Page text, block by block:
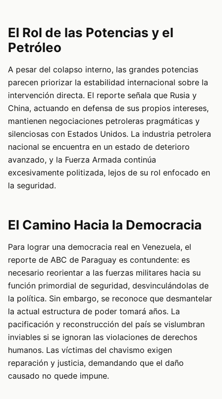
El Rol de las Potencias y el
Petróleo
A pesar del colapso interno, las grandes potencias
parecen priorizar la estabilidad internacional sobre la
intervención directa. El reporte señala que Rusia y
China, actuando en defensa de sus propios intereses,
mantienen negociaciones petroleras pragmáticas y
silenciosas con Estados Unidos. La industria petrolera
nacional se encuentra en un estado de deterioro
avanzado, y la Fuerza Armada continúa
excesivamente politizada, lejos de su rol enfocado en
la seguridad.
El Camino Hacia la Democracia
Para lograr una democracia real en Venezuela, el
reporte de ABC de Paraguay es contundente: es
necesario reorientar a las fuerzas militares hacia su
función primordial de seguridad, desvinculándolas de
la política. Sin embargo, se reconoce que desmantelar
la actual estructura de poder tomará años. La
pacificación y reconstrucción del país se vislumbran
inviables si se ignoran las violaciones de derechos
humanos. Las víctimas del chavismo exigen
reparación y justicia, demandando que el daño
causado no quede impune.